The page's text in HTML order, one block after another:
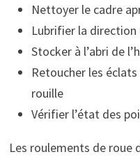
Nettoyer le cadre
Lubrifier la direction
Stocker à l’abri de
Retoucher les
rouille
Vérifier l’état des
Les roulements de roue